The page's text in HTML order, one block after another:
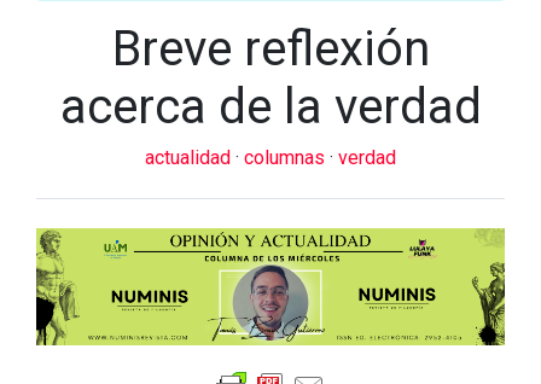
Breve reflexión
acerca de la verdad
actualidad · columnas · verdad